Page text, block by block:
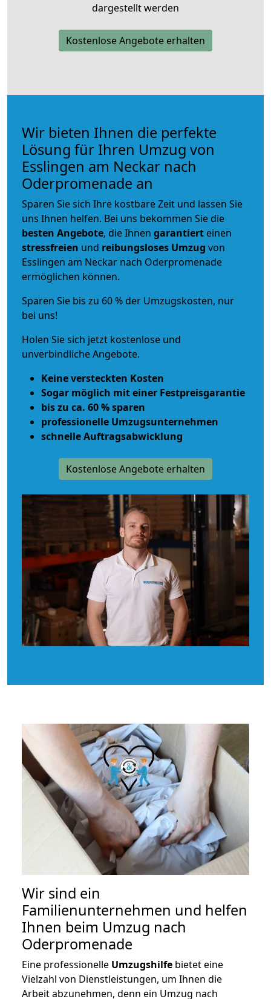
dargestellt werden
Kostenlose Angebote erhalten
Wir bieten Ihnen die perfekte
Lösung für Ihren Umzug von
Esslingen am Neckar nach
Oderpromenade an
Sparen Sie sich Ihre kostbare Zeit und lassen Sie
uns Ihnen helfen. Bei uns bekommen Sie die
besten Angebote, die Ihnen garantiert einen
stressfreien und reibungsloses Umzug von
Esslingen am Neckar nach Oderpromenade
ermöglichen können.
Sparen Sie bis zu 60 % der Umzugskosten, nur
bei uns!
Holen Sie sich jetzt kostenlose und
unverbindliche Angebote.
Keine versteckten Kosten
Sogar möglich mit einer Festpreisgarantie
bis zu ca. 60 % sparen
professionelle Umzugsunternehmen
schnelle Auftragsabwicklung
Kostenlose Angebote erhalten
Wir sind ein
Familienunternehmen und helfen
Ihnen beim Umzug nach
Oderpromenade
Eine professionelle Umzugshilfe bietet eine
Vielzahl von Dienstleistungen, um Ihnen die
Arbeit abzunehmen, denn ein Umzug nach